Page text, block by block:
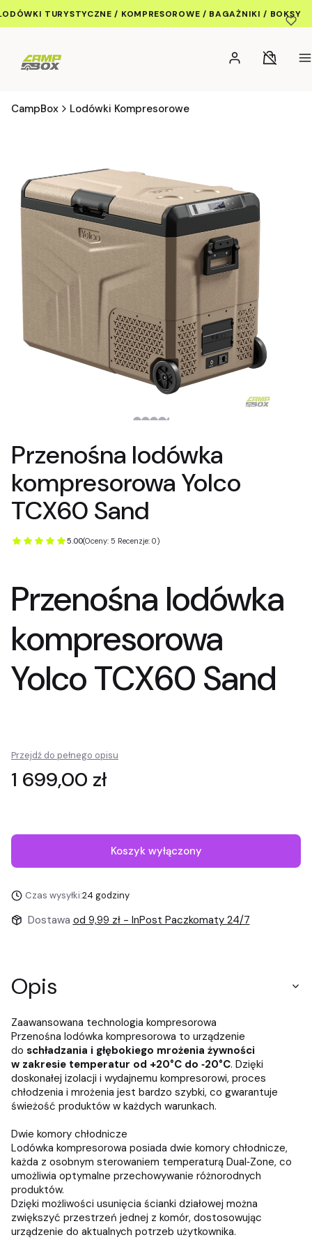
TURYSTYCZNE / KOMPRESOROWE / BAGAŻNIKI / BOKSY
Zaloguj sięKoszyk
Koszyk
CampBox Lodówki Kompresorowe
Przenośna lodówka
kompresorowa Yolco
TCX60 Sand
5.00(Oceny: 5 Recenzje: 0)
Przenośna lodówka
kompresorowa
Yolco TCX60 Sand
Przejdź do pełnego opisu
Cena
1 699,00 zł
Koszyk wyłączony
Czas wysyłki:24 godziny
Dostawa od 9,99 zł - InPost Paczkomaty 24/7
Opis
Zaawansowana technologia kompresorowa
Przenośna lodówka kompresorowa to urządzenie
do schładzania i głębokiego mrożenia żywności
w zakresie temperatur od +20°C do ‑20°C. Dzięki
doskonałej izolacji i wydajnemu kompresorowi, proces
chłodzenia i mrożenia jest bardzo szybki, co gwarantuje
świeżość produktów w każdych warunkach.
Dwie komory chłodnicze
Lodówka kompresorowa posiada dwie komory chłodnicze,
każda z osobnym sterowaniem temperaturą Dual‑Zone, co
umożliwia optymalne przechowywanie różnorodnych
produktów.
Dzięki możliwości usunięcia ścianki działowej można
zwiększyć przestrzeń jednej z komór, dostosowując
urządzenie do aktualnych potrzeb użytkownika.